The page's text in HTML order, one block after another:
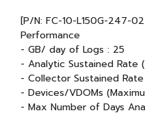
[P/N: FC-10-L150G-247-
Performance
- GB/ day of Logs : 25
- Analytic Sustained Rate
- Collector Sustained
- Devices/VDOMs
- Max Number of Days